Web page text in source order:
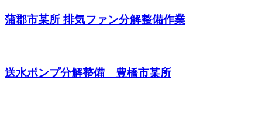
蒲郡市某所 排気ファン分解整備作業
送水ポンプ分解整備 豊橋市某所